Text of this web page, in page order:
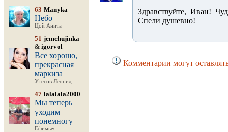
63 Manyka
Небо
Цой Анита
51 jemchujinka
& igorvol
Все хорошо,
прекрасная
маркиза
Утесов Леонид
47 lalalala2000
Мы теперь
уходим
понемногу
Ефимыч
Здравствуйте, Иван!
Спели душевно!
Комментарии могут